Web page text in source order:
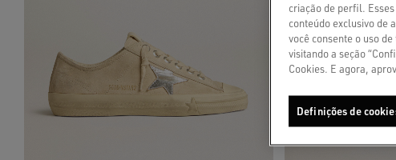
criação de perfil.
conteúdo exclusivo de
você consente o uso
visitando a seção
Cookies. E agora,
Definições de